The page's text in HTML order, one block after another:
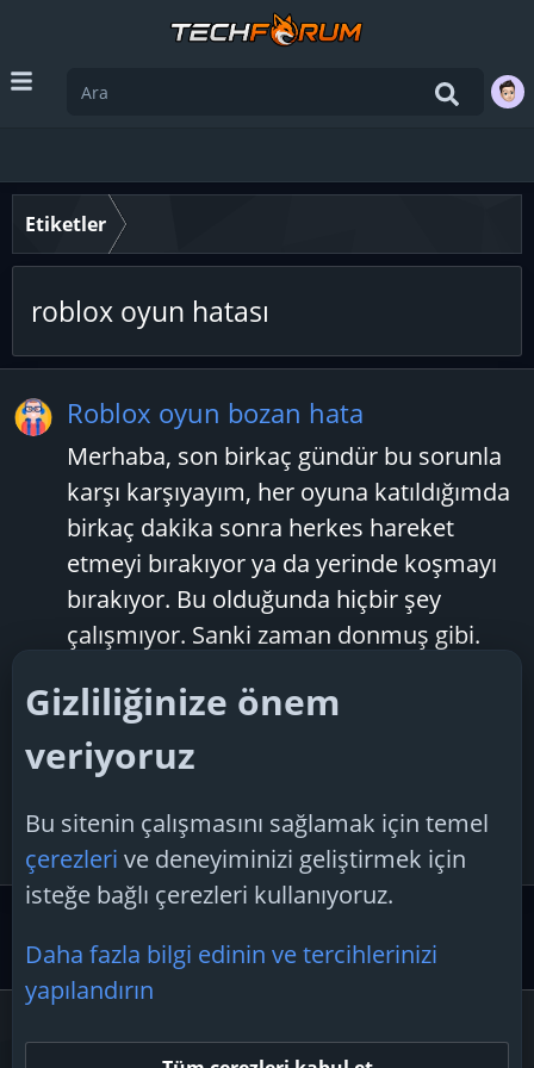
Etiketler
roblox oyun hatası
Roblox oyun bozan hata
Merhaba, son birkaç gündür bu sorunla
karşı karşıyayım, her oyuna katıldığımda
birkaç dakika sonra herkes hareket
etmeyi bırakıyor ya da yerinde koşmayı
bırakıyor. Bu olduğunda hiçbir şey
çalışmıyor. Sanki zaman donmuş gibi.
oynanamaz hale getiriyor ve daha önce
bu...
RobloXcu
roblox oyun roblox oyun sorunu
Cevaplar:
Forum: Oyun Tartışması
Etiketler
Gizliliğinize önem
veriyoruz
Bu sitenin çalışmasını sağlamak için temel
çerezleri ve deneyiminizi geliştirmek için
isteğe bağlı çerezleri kullanıyoruz.
Daha fazla bilgi edinin ve tercihlerinizi
yapılandırın